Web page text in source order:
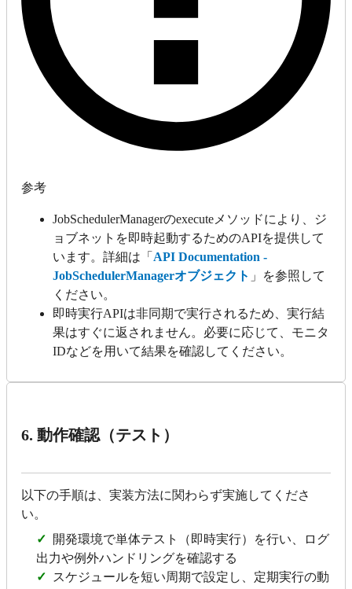
参考
JobSchedulerManagerのexecuteメソッドにより、ジ
ョブネットを即時起動するためのAPIを提供して
います。詳細は「 API Documentation -
JobSchedulerManagerオブジェクト 」を参照して
ください。
即時実行APIは非同期で実行されるため、実行結
果はすぐに返されません。必要に応じて、モニタ
IDなどを用いて結果を確認してください。
6. 動作確認（テスト）
以下の手順は、実装方法に関わらず実施してくださ
い。
✓
開発環境で単体テスト（即時実行）を行い、ログ
出力や例外ハンドリングを確認する
✓
スケジュールを短い周期で設定し、定期実行の動